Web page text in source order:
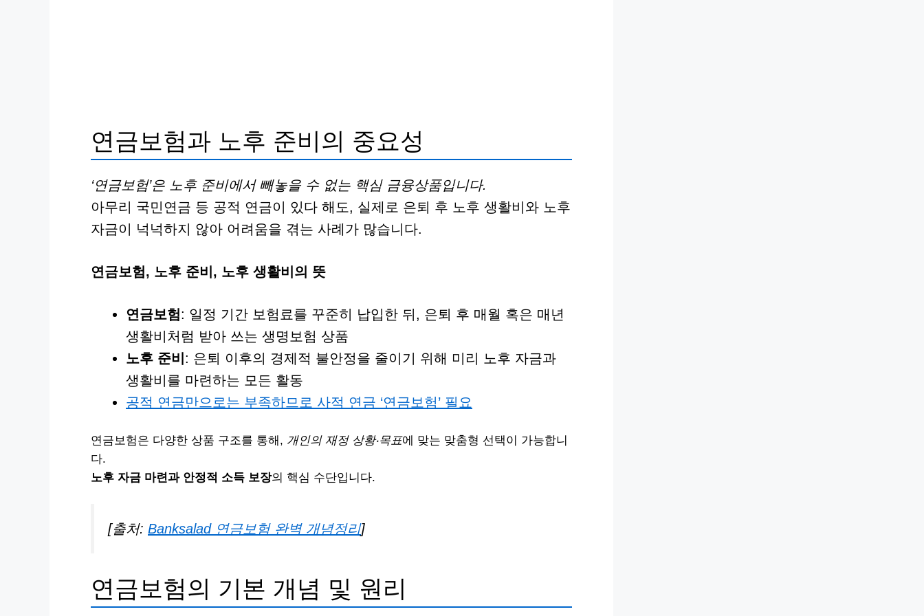
연금보험과 노후 준비의 중요성
‘연금보험’은 노후 준비에서 빼놓을 수 없는 핵심 금융상품입니다.
아무리 국민연금 등 공적 연금이 있다 해도, 실제로 은퇴 후 노후 생활비와 노후
자금이 넉넉하지 않아 어려움을 겪는 사례가 많습니다.
연금보험, 노후 준비, 노후 생활비의 뜻
연금보험: 일정 기간 보험료를 꾸준히 납입한 뒤, 은퇴 후 매월 혹은 매년
생활비처럼 받아 쓰는 생명보험 상품
노후 준비 : 은퇴 이후의 경제적 불안정을 줄이기 위해 미리 노후 자금과
생활비를 마련하는 모든 활동
공적 연금만으로는 부족하므로 사적 연금 ‘연금보험’ 필요
연금보험은 다양한 상품 구조를 통해, 개인의 재정 상황‧목표에 맞는 맞춤형 선택이 가능합니
다.
노후 자금 마련과 안정적 소득 보장의 핵심 수단입니다.
[출처: Banksalad 연금보험 완벽 개념정리]
연금보험의 기본 개념 및 원리